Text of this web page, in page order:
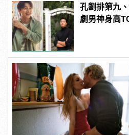
孔劉排第九
劇男神身高